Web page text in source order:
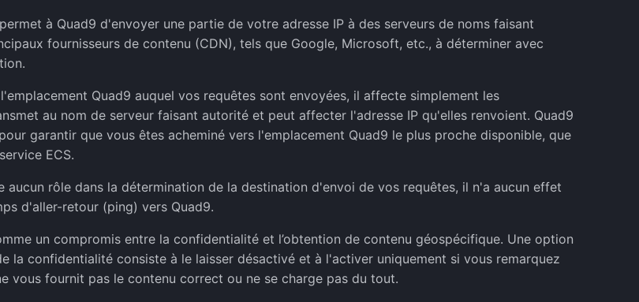
à Quad9 d'envoyer une partie de votre adresse IP à des serveurs de noms faisant
fournisseurs de contenu (CDN), tels que Google, Microsoft, etc., à déterminer avec
Quad9 auquel vos requêtes sont envoyées, il affecte simplement les
au nom de serveur faisant autorité et peut affecter l'adresse IP qu'elles renvoient. Quad9
garantir que vous êtes acheminé vers l'emplacement Quad9 le plus proche disponible, que
ECS.
aucun rôle dans la détermination de la destination d'envoi de vos requêtes, il n'a aucun effet
d'aller-retour (ping) vers Quad9.
un compromis entre la confidentialité et l’obtention de contenu géospécifique. Une option
la confidentialité consiste à le laisser désactivé et à l'activer uniquement si vous remarquez
vous fournit pas le contenu correct ou ne se charge pas du tout.